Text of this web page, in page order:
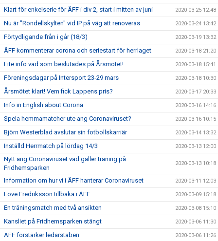
Klart för enkelserie för ÄFF i div 2, start i mitten av juni 2020-03-25 12:48
Nu är "Rondellskylten" vid IP på väg att renoveras 2020-03-24 13:42
Förtydligande från i går (18/3) 2020-03-19 13:32
ÄFF kommenterar corona och seriestart för herrlaget 2020-03-18 21:20
Lite info vad som beslutades på Årsmötet! 2020-03-18 15:41
Föreningsdagar på Intersport 23-29 mars 2020-03-18 10:30
Årsmötet klart! Vem fick Lappens pris? 2020-03-17 20:33
Info in English about Corona 2020-03-16 14:16
Spela hemmamatcher ute ang Coronaviruset? 2020-03-16 10:15
Björn Westerblad avslutar sin fotbollskarriär 2020-03-14 13:32
Inställd Herrmatch på lördag 14/3 2020-03-13 12:00
Nytt ang Coronaviruset vad gäller träning på
Fridhemsparken
2020-03-13 10:18
Information om hur vi i ÄFF hanterar Coronaviruset 2020-03-11 12:03
Love Fredriksson tillbaka i ÄFF 2020-03-09 15:18
En träningsmatch med två ansikten 2020-03-08 15:10
Kansliet på Fridhemsparken stängt 2020-03-06 11:30
ÄFF förstärker ledarstaben 2020-03-06 11:26